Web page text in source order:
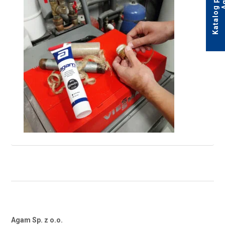
Agam Sp. z o.o.